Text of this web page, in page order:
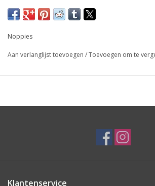
Noppies
Aan verlanglijst toevoegen /Toevoegen om te
Klantenservice